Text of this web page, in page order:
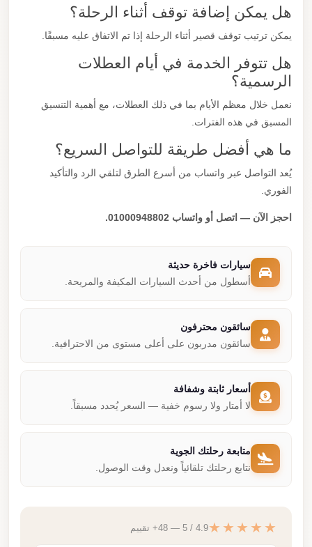
هل يمكن إضافة توقف أثناء الرحلة؟
يمكن ترتيب توقف قصير أثناء الرحلة إذا تم الاتفاق عليه مسبقًا.
هل تتوفر الخدمة في أيام العطلات
الرسمية؟
نعمل خلال معظم الأيام بما في ذلك العطلات، مع أهمية التنسيق
المسبق في هذه الفترات.
ما هي أفضل طريقة للتواصل السريع؟
يُعد التواصل عبر واتساب من أسرع الطرق لتلقي الرد والتأكيد
الفوري.
احجز الآن — اتصل أو واتساب 01000948802.
سيارات فاخرة حديثة
أسطول من أحدث السيارات المكيفة والمريحة.
سائقون محترفون
سائقون مدربون على أعلى مستوى من الاحترافية.
أسعار ثابتة وشفافة
لا أمتار ولا رسوم خفية — السعر يُحدد مسبقاً.
متابعة رحلتك الجوية
نتابع رحلتك تلقائياً ونعدل وقت الوصول.
★★★★★4.9 / 5 — 48+ تقييم